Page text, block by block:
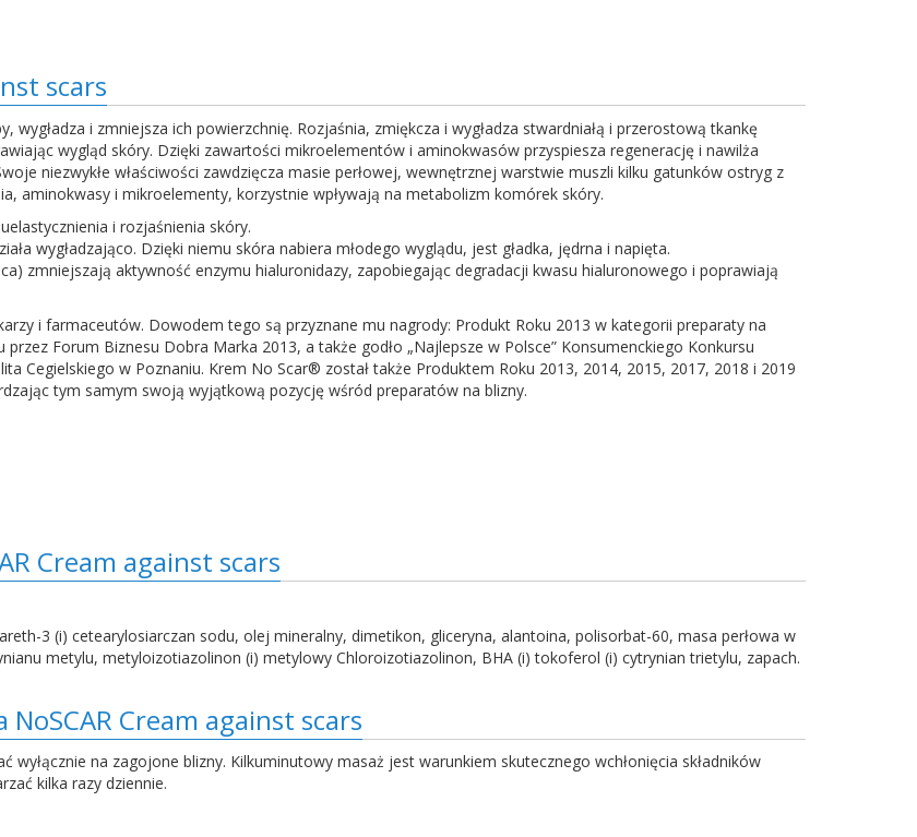
scars
i zmniejsza ich powierzchnię. Rozjaśnia, zmiękcza i wygładza stwardniałą i przerostową tkankę
wygląd skóry. Dzięki zawartości mikroelementów i aminokwasów przyspiesza regenerację i nawilża
niezwykłe właściwości zawdzięcza masie perłowej, wewnętrznej warstwie muszli kilku gatunków ostryg z
aminokwasy i mikroelementy, korzystnie wpływają na metabolizm komórek skóry.
i rozjaśnienia skóry.
wygładzająco. Dzięki niemu skóra nabiera młodego wyglądu, jest gładka, jędrna i napięta.
zmniejszają aktywność enzymu hialuronidazy, zapobiegając degradacji kwasu hialuronowego i poprawiają
i farmaceutów. Dowodem tego są przyznane mu nagrody: Produkt Roku 2013 w kategorii preparaty na
Forum Biznesu Dobra Marka 2013, a także godło „Najlepsze w Polsce” Konsumenckiego Konkursu
Cegielskiego w Poznaniu. Krem No Scar® został także Produktem Roku 2013, 2014, 2015, 2017, 2018 i 2019
tym samym swoją wyjątkową pozycję wśród preparatów na blizny.
Cream against scars
3 (i) cetearylosiarczan sodu, olej mineralny, dimetikon, gliceryna, alantoina, polisorbat-60, masa perłowa w
metylu, metyloizotiazolinon (i) metylowy Chloroizotiazolinon, BHA (i) tokoferol (i) cytrynian trietylu, zapach.
Cream against scars
wyłącznie na zagojone blizny. Kilkuminutowy masaż jest warunkiem skutecznego wchłonięcia składników
kilka razy dziennie.